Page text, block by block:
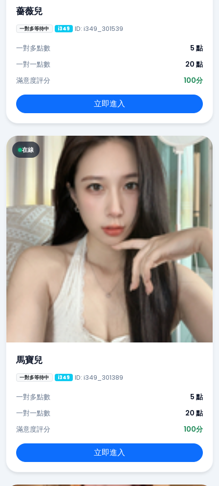
薔薇兒
一對多等待中 i349 ID: i349_301539
一對多點數
5 點
一對一點數
20 點
滿意度評分
100分
立即進入
在線
馬寶兒
一對多等待中 i349 ID: i349_301389
一對多點數
5 點
一對一點數
20 點
滿意度評分
100分
立即進入